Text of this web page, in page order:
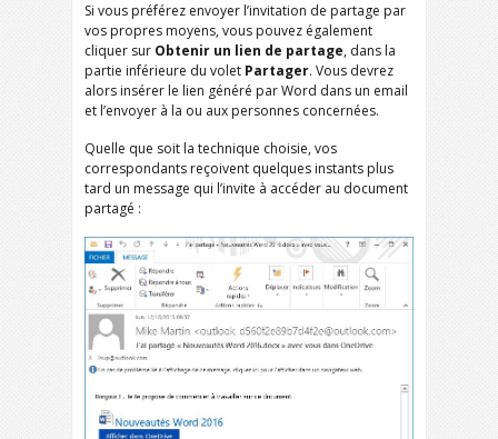
Si vous préférez envoyer l’invitation de partage par
vos propres moyens, vous pouvez également
cliquer sur Obtenir un lien de partage, dans la
partie inférieure du volet Partager. Vous devrez
alors insérer le lien généré par Word dans un email
et l’envoyer à la ou aux personnes concernées.
Quelle que soit la technique choisie, vos
correspondants reçoivent quelques instants plus
tard un message qui l’invite à accéder au document
partagé :